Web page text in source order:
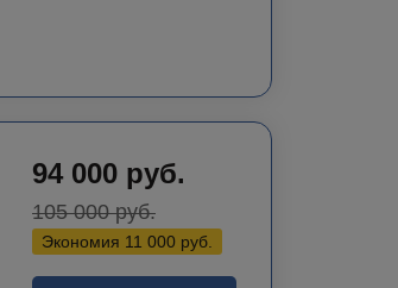
94 000 руб.
105 000руб.
Экономия 11 000 руб.